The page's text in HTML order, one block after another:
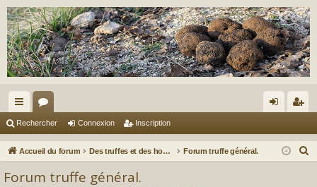
ac
co
or
u ne cri
Rechercher Connexion Inscription
Accueil du forum Des truffes et des hommes. Forum truffe général.
Forum truffe général.